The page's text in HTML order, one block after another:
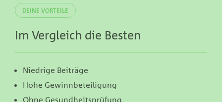
DEINE VORTEILE
Im Vergleich die Besten
Niedrige Beiträge
Hohe Gewinnbeteiligung
Ohne Gesundheitsprüfung